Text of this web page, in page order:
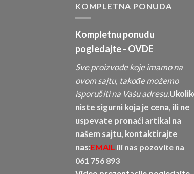
KOMPLETNA PONUDA
Kompletnu ponudu
pogledajte - OVDE
Sve proizvode koje imamo na
ovom sajtu, takođe možemo
isporučiti na Vašu adresu.
niste sigurni koja je cena, ili ne
uspevate pronaći artikal na
našem sajtu, kontaktirajte
nas:EMAIL ili nas pozovite na
061 756 893